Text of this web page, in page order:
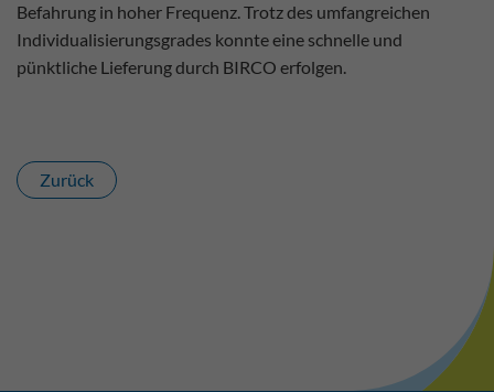
Befahrung in hoher Frequenz. Trotz des umfangreichen
Individualisierungsgrades konnte eine schnelle und
pünktliche Lieferung durch BIRCO erfolgen.
Zurück